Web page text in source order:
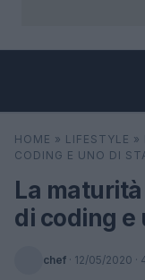
Cerca
HOME » LIFESTYLE »
CODING E UNO DI
La
di coding
chef · 12/05/2020 ·